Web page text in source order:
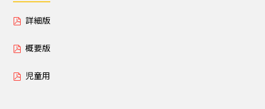
詳細版
概要版
児童用